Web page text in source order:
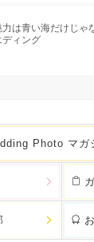
は青い海だけじゃ
ディング
Photo マガ